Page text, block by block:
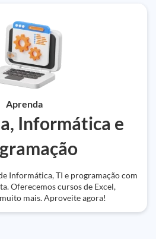
Aprenda
Informática e
Informática, TI e programação com
Oferecemos cursos de Excel,
mais. Aproveite agora!